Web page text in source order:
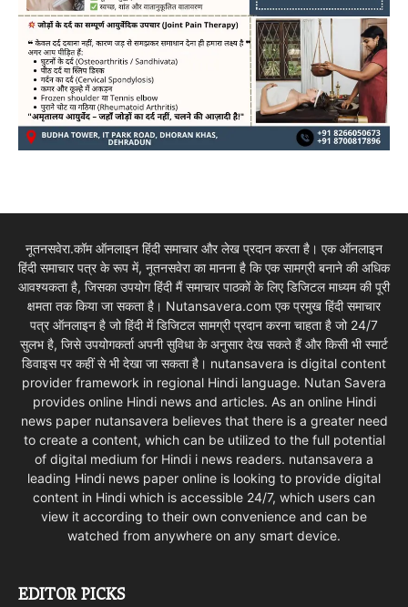
नूतनसवेरा.कॉम ऑनलाइन हिंदी समाचार और लेख प्रदान करता है। एक ऑनलाइन
हिंदी समाचार पत्र के रूप में, नूतनसवेरा का मानना है कि एक सामग्री बनाने की अधिक
आवश्यकता है, जिसका उपयोग हिंदी मैं समाचार पाठकों के लिए डिजिटल माध्यम की पूरी
क्षमता तक किया जा सकता है। Nutansavera.com एक प्रमुख हिंदी समाचार
पत्र ऑनलाइन है जो हिंदी में डिजिटल सामग्री प्रदान करना चाहता है जो 24/7
सुलभ है, जिसे उपयोगकर्ता अपनी सुविधा के अनुसार देख सकते हैं और किसी भी स्मार्ट
डिवाइस पर कहीं से भी देखा जा सकता है। nutansavera is digital content
provider framework in regional Hindi language. Nutan Savera
provides online Hindi news and articles. As an online Hindi
news paper nutansavera believes that there is a greater need
to create a content, which can be utilized to the full potential
of digital medium for Hindi i news readers. nutansavera a
leading Hindi news paper online is looking to provide digital
content in Hindi which is accessible 24/7, which users can
view it according to their own convenience and can be
watched from anywhere on any smart device.
EDITOR PICKS